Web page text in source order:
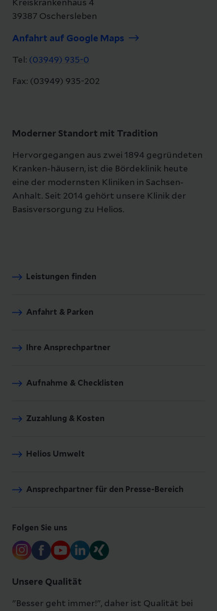
Kreiskrankenhaus 4
39387 Oschersleben
Anfahrt auf Google Maps
Tel: (03949) 935-0
Fax: (03949) 935-202
Moderner Standort mit Tradition
Hervorgegangen aus zwei 1894 gegründeten
Kranken-häusern, ist die Bördeklinik heute
eine der modernsten Kliniken in Sachsen-
Anhalt. Seit 2014 gehört unsere Klinik der
Basisversorgung zu Helios.
Leistungen finden
Anfahrt & Parken
Ihre Ansprechpartner
Aufnahme & Checklisten
Zuzahlung & Kosten
Helios Umwelt
Ansprechpartner für den Presse-Bereich
Folgen Sie uns
Unsere Qualität
"Besser geht immer!", daher ist Qualität bei